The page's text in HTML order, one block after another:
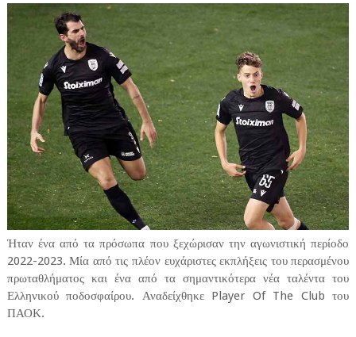
Ήταν ένα από τα πρόσωπα που ξεχώρισαν την αγωνιστική περίοδο
2022-2023. Μία από τις πλέον ευχάριστες εκπλήξεις του περασμένου
πρωταθλήματος και ένα από τα σημαντικότερα νέα ταλέντα του
Ελληνικού ποδοσφαίρου. Αναδείχθηκε Player Of The Club του
ΠΑΟΚ.